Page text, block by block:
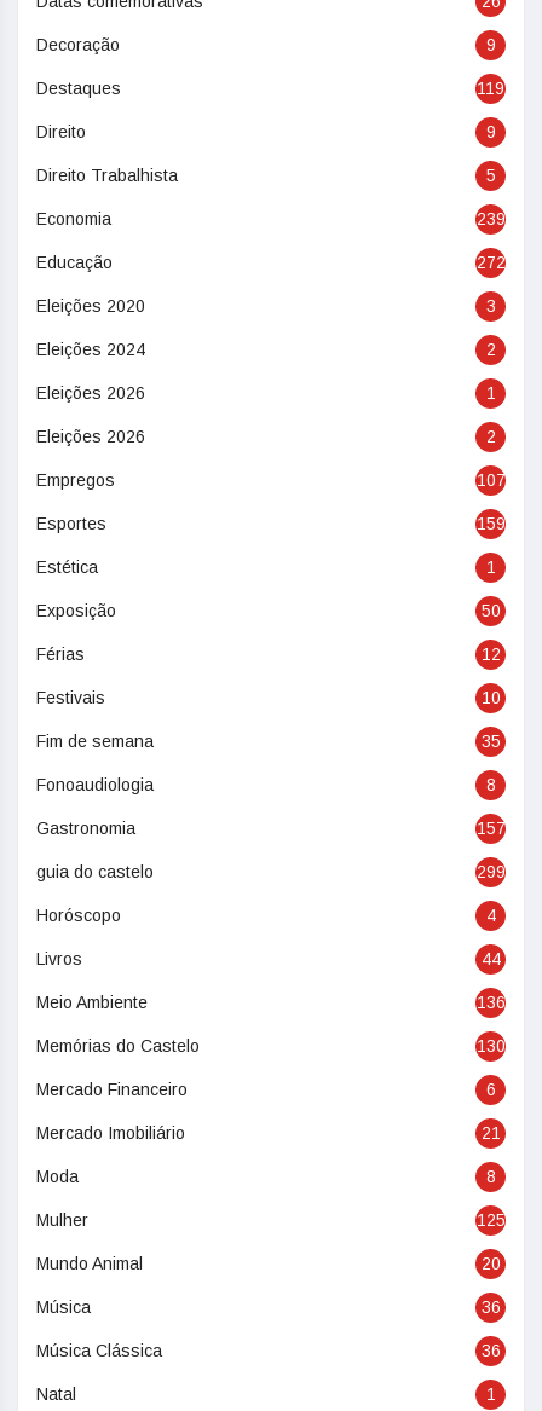
Decoração 9
Destaques 119
Direito 9
Direito Trabalhista 5
Economia 239
Educação 272
Eleições 2020 3
Eleições 2024 2
Eleições 2026 1
Eleições 2026 2
Empregos 107
Esportes 159
Estética 1
Exposição 50
Férias 12
Festivais 10
Fim de semana 35
Fonoaudiologia 8
Gastronomia 157
guia do castelo 299
Horóscopo 4
Livros 44
Meio Ambiente 136
Memórias do Castelo 130
Mercado Financeiro 6
Mercado Imobiliário 21
Moda 8
Mulher 125
Mundo Animal 20
Música 36
Música Clássica 36
Natal 1